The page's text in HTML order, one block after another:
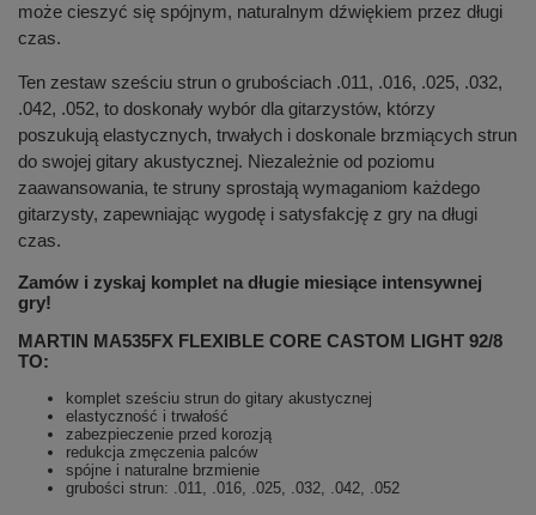
może cieszyć się spójnym, naturalnym dźwiękiem przez długi
czas.
Ten zestaw sześciu strun o grubościach .011, .016, .025, .032,
.042, .052, to doskonały wybór dla gitarzystów, którzy
poszukują elastycznych, trwałych i doskonale brzmiących strun
do swojej gitary akustycznej. Niezależnie od poziomu
zaawansowania, te struny sprostają wymaganiom każdego
gitarzysty, zapewniając wygodę i satysfakcję z gry na długi
czas.
Zamów i zyskaj komplet na długie miesiące intensywnej
gry!
MARTIN MA535FX FLEXIBLE CORE CASTOM LIGHT 92/8
TO:
komplet sześciu strun do gitary akustycznej
elastyczność i trwałość
zabezpieczenie przed korozją
redukcja zmęczenia palców
spójne i naturalne brzmienie
grubości strun: .011, .016, .025, .032, .042, .052